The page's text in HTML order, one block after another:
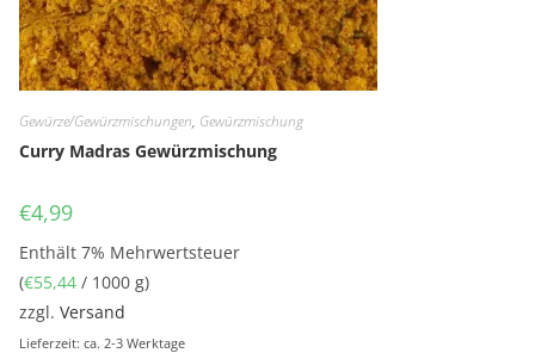
Gewürze/Gewürzmischungen, Gewürzmischung
Curry Madras Gewürzmischung
€4,99
Enthält 7% Mehrwertsteuer
(€55,44 / 1000 g)
zzgl.Versand
Lieferzeit: ca. 2-3 Werktage